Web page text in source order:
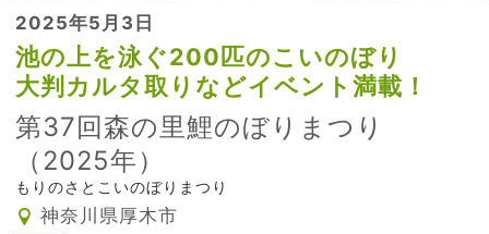
2025年5月3日
池の上を泳ぐ200匹のこいのぼり
大判カルタ取りなどイベント満載！
第37回森の里鯉のぼりまつり
（2025年）
もりのさとこいのぼりまつり
神奈川県厚木市